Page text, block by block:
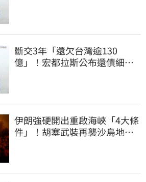
斷交3年「還欠台灣逾130
億」！宏都拉斯公布還債細
伊朗強硬開出重啟海峽「4大條
件」！胡塞武裝再襲沙烏地阿